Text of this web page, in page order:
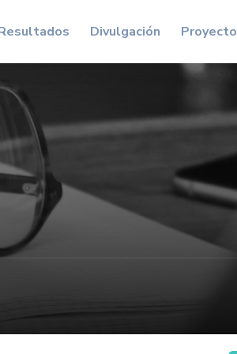
Divulgación Proyecto